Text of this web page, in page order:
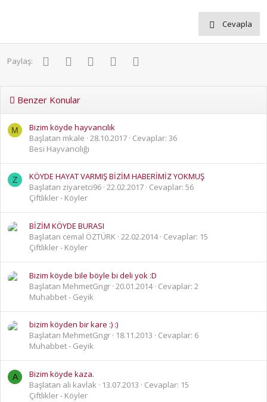
Cevapla
Paylaş: FacebookTwitter PinterestWhatsApp
Benzer Konular
M
Bizim köyde hayvancılık
Başlatan mkale 28.10.2017 Cevaplar: 36
Besi Hayvancılığı
Z
KÖYDE HAYAT VARMIŞ BİZİM HABERİMİZ YOKMUŞ
Başlatan ziyaretci96 22.02.2017 Cevaplar: 56
Çiftlikler - Köyler
BİZİM KÖYDE BURASI
Başlatan cemal ÖZTÜRK 22.02.2014 Cevaplar: 15
Çiftlikler - Köyler
Bizim köyde bile böyle bi deli yok :D
Başlatan MehmetGngr 20.01.2014 Cevaplar: 2
Muhabbet - Geyik
bizim köyden bir kare :) :)
Başlatan MehmetGngr
18.11.2013
Cevaplar: 6
Muhabbet - Geyik
A
Bizim köyde kaza.
Başlatan ali kavlak
13.07.2013
Cevaplar: 15
Çiftlikler - Köyler